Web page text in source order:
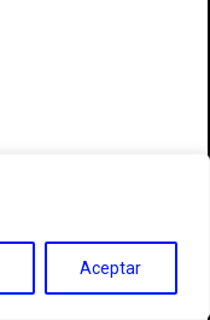
Aceptar